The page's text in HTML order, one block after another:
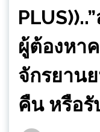
ผู้ต้องหา
จักรยาน
คืน หรือรั